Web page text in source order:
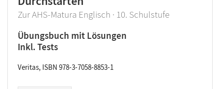
Zur AHS-Matura Englisch · 10. Schulstufe
Übungsbuch mit Lösungen
Inkl. Tests
Veritas, ISBN 978-3-7058-8853-1